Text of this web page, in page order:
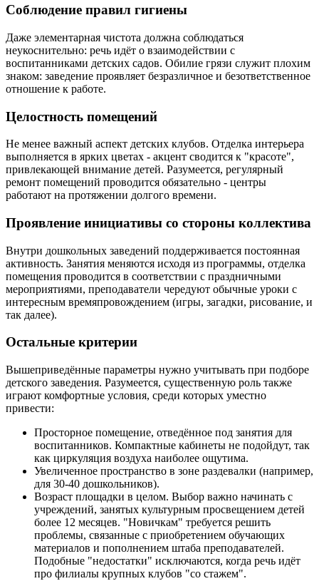
Соблюдение правил гигиены
Даже элементарная чистота должна соблюдаться
неукоснительно: речь идёт о взаимодействии с
воспитанниками детских садов. Обилие грязи служит плохим
знаком: заведение проявляет безразличное и безответственное
отношение к работе.
Целостность помещений
Не менее важный аспект детских клубов. Отделка интерьера
выполняется в ярких цветах - акцент сводится к "красоте",
привлекающей внимание детей. Разумеется, регулярный
ремонт помещений проводится обязательно - центры
работают на протяжении долгого времени.
Проявление инициативы со стороны коллектива
Внутри дошкольных заведений поддерживается постоянная
активность. Занятия меняются исходя из программы, отделка
помещения проводится в соответствии с праздничными
мероприятиями, преподаватели чередуют обычные уроки с
интересным времяпровождением (игры, загадки, рисование, и
так далее).
Остальные критерии
Вышеприведённые параметры нужно учитывать при подборе
детского заведения. Разумеется, существенную роль также
играют комфортные условия, среди которых уместно
привести:
Просторное помещение, отведённое под занятия для
воспитанников. Компактные кабинеты не подойдут, так
как циркуляция воздуха наиболее ощутима.
Увеличенное пространство в зоне раздевалки (например,
для 30-40 дошкольников).
Возраст площадки в целом. Выбор важно начинать с
учреждений, занятых культурным просвещением детей
более 12 месяцев. "Новичкам" требуется решить
проблемы, связанные с приобретением обучающих
материалов и пополнением штаба преподавателей.
Подобные "недостатки" исключаются, когда речь идёт
про филиалы крупных клубов "со стажем".